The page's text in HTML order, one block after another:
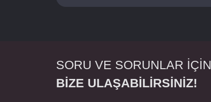
SORU VE SORUNLAR İÇİN
BİZE ULAŞABİLİRSİNİZ!